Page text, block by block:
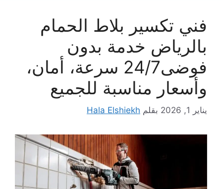
فني تكسير بلاط الحمام
بالرياض خدمة بدون
فوضى24/7 سرعة، أمان،
وأسعار مناسبة للجميع
يناير 1, 2026 بقلم Hala Elshiekh